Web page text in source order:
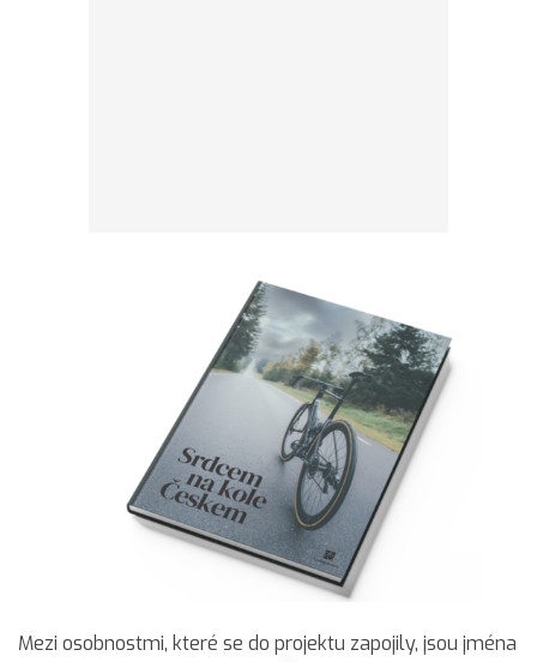
Mezi osobnostmi, které se do projektu zapojily, jsou jména